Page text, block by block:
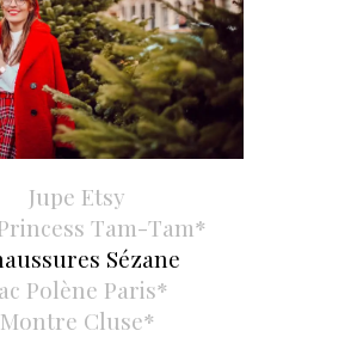
Jupe Etsy
Tam-Tam*
Sézane
Polène Paris*
Montre Cluse*